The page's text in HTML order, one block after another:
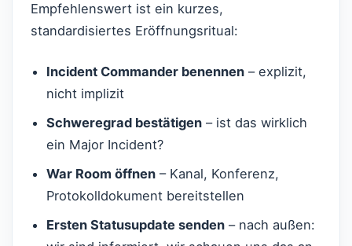
Empfehlenswert ist ein kurzes,
standardisiertes Eröffnungsritual:
Incident Commander benennen – explizit,
nicht implizit
Schweregrad bestätigen – ist das wirklich
ein Major Incident?
War Room öffnen – Kanal, Konferenz,
Protokolldokument bereitstellen
Ersten Statusupdate senden – nach außen: